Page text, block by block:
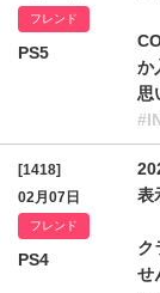
フレンド
PS5
か
思
[1418]
02月07日
フレンド
PS4
表
ク
せ